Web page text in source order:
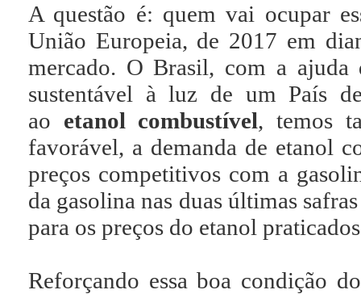
A questão é: quem vai ocupar
União Europeia, de 2017 em
mercado. O Brasil, com a
sustentável à luz de um País
ao etanol combustível, temos
favorável, a demanda de etanol
preços competitivos com a
da gasolina nas duas últimas
para os preços do etanol
Reforçando essa boa condição